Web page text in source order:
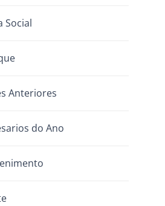
Social
Anteriores
do Ano